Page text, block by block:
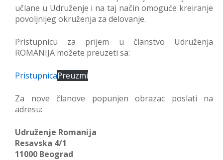
učlane u Udruženje i na taj način omoguće kreiranje
povoljnijeg okruženja za delovanje.
Pristupnicu za prijem u članstvo Udruženja
ROMANIJA možete preuzeti sa:
PristupnicaPreuzmi
Za nove članove popunjen obrazac poslati na
adresu:
Udruženje Romanija
Resavska 4/1
11000 Beograd